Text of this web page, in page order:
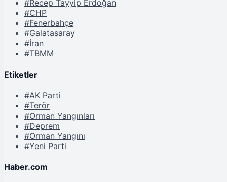
#Recep Tayyip Erdoğan
#CHP
#Fenerbahçe
#Galatasaray
#İran
#TBMM
Etiketler
#AK Parti
#Terör
#Orman Yangınları
#Deprem
#Orman Yangını
#Yeni Parti
Haber.com